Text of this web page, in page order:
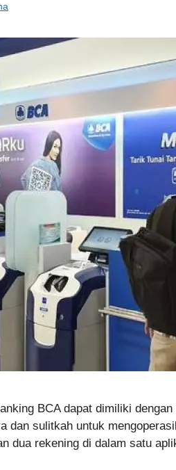
BCA dapat dimiliki
dan sulitkah untuk
dua rekening di dalam satu